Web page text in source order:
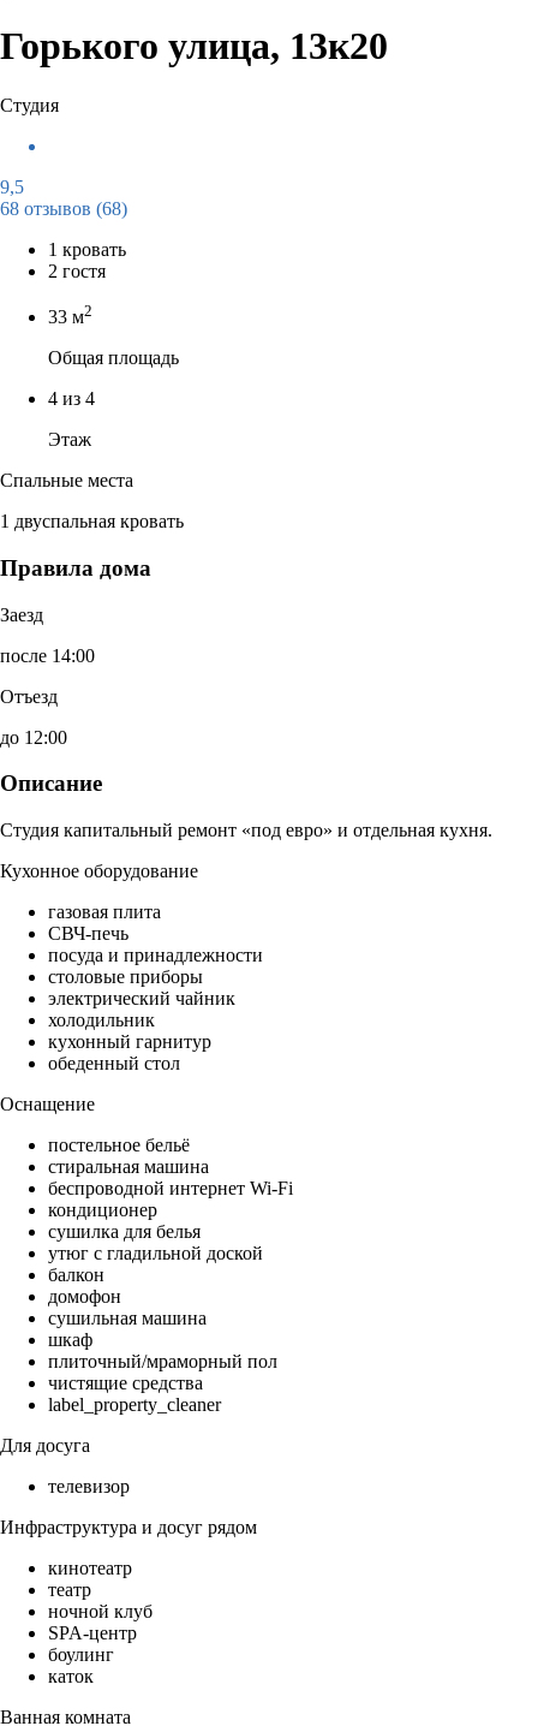
Горького улица, 13к20
Студия
9,5
68 отзывов (68)
1 кровать
2 гостя
33 м2
Общая площадь
4 из 4
Этаж
Спальные места
1 двуспальная кровать
Правила дома
Заезд
после 14:00
Отъезд
до 12:00
Описание
Студия капитальный ремонт «под евро» и отдельная кухня.
Кухонное оборудование
газовая плита
СВЧ-печь
посуда и принадлежности
столовые приборы
электрический чайник
холодильник
кухонный гарнитур
обеденный стол
Оснащение
постельное бельё
стиральная машина
беспроводной интернет Wi-Fi
кондиционер
сушилка для белья
утюг с гладильной доской
балкон
домофон
сушильная машина
шкаф
плиточный/мраморный пол
чистящие средства
label_property_cleaner
Для досуга
телевизор
Инфраструктура и досуг рядом
кинотеатр
театр
ночной клуб
SPA-центр
боулинг
каток
Ванная комната